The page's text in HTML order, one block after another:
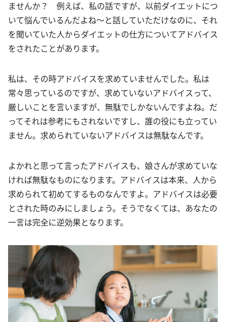
ませんか？ 例えば、私の話ですが、以前ダイエットにつ
いて悩んでいるんだよね〜と話していただけなのに、それ
を聞いていた人からダイエットの仕方についてアドバイス
をされたことがあります。
私は、その時アドバイスを求めていませんでした。私は
常々思っているのですが、求めていないアドバイスって、
厳しいことを言いますが、無駄でしかないんですよね。だ
ってそれは参考にもされないですし、誰の役にも立ってい
ません。求められていないアドバイスは無駄なんです。
よかれと思って言ったアドバイスも、娘さんが求めていな
ければ無駄なものになります。アドバイスは本来、人から
求められて初めてするものなんですよ。アドバイスは必要
とされた時のみにしましょう。そうでなくては、あなたの
一言は完全に逆効果となります。